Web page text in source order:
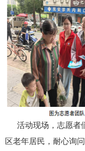
活动现场，志愿者
区老年居民，耐心询